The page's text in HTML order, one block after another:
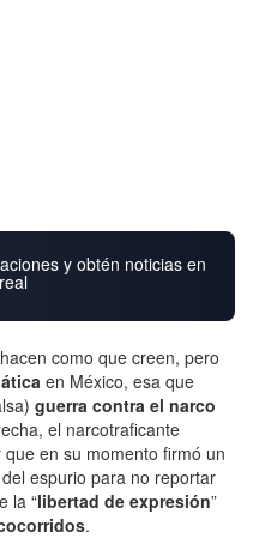
y obtén noticias en
como que creen, pero
en México, esa que
guerra contra el narco
el narcotraficante
que en su momento firmó un
espurio para no reportar
la “libertad de expresión”
.